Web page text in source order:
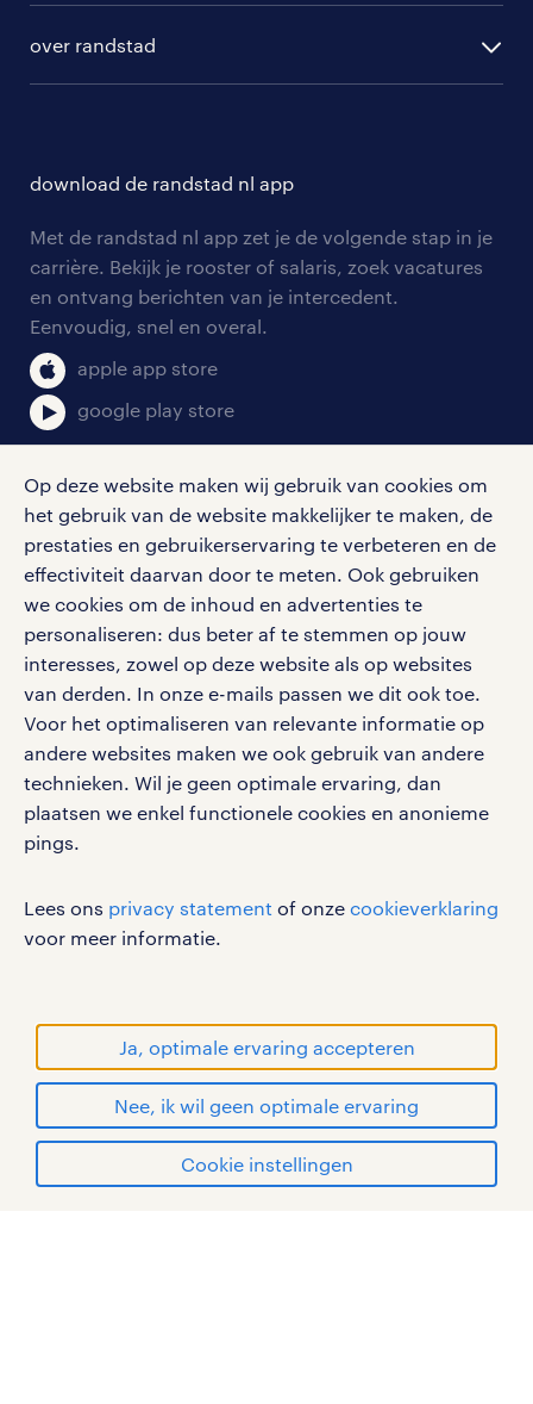
Op deze website maken wij gebruik van cookies om
het gebruik van de website makkelijker te maken, de
prestaties en gebruikerservaring te verbeteren en de
effectiviteit daarvan door te meten. Ook gebruiken
we cookies om de inhoud en advertenties te
personaliseren: dus beter af te stemmen op jouw
interesses, zowel op deze website als op websites
van derden. In onze e-mails passen we dit ook toe.
Voor het optimaliseren van relevante informatie op
andere websites maken we ook gebruik van andere
technieken. Wil je geen optimale ervaring, dan
plaatsen we enkel functionele cookies en anonieme
pings.
Lees ons privacy statement of onze cookieverklaring
voor meer informatie.
Ja, optimale ervaring accepteren
Nee, ik wil geen optimale ervaring
Cookie instellingen
randstad digital
hr-diensten
branches
tarieven
personeel gezocht
aanmelden nieuwsbrief
blogs en artikelen
salarischecker
bruto-netto calculator
over randstad
onze vestigingen
pers
klachten en misstanden
download de randstad nl app
Met de randstad nl app zet je de volgende stap in je
carrière. Bekijk je rooster of salaris, zoek vacatures
en ontvang berichten van je intercedent.
Eenvoudig, snel en overal.
apple app store
google play store
social media
Volg ons voor de leukste content omtrent
vacatures, solliciteren en inspiratie.
werken bij randstad
gebruikersvoorwaarden
privacystatement
cookies
handelsmerken van Randstad N.V.
© Randstad 2026